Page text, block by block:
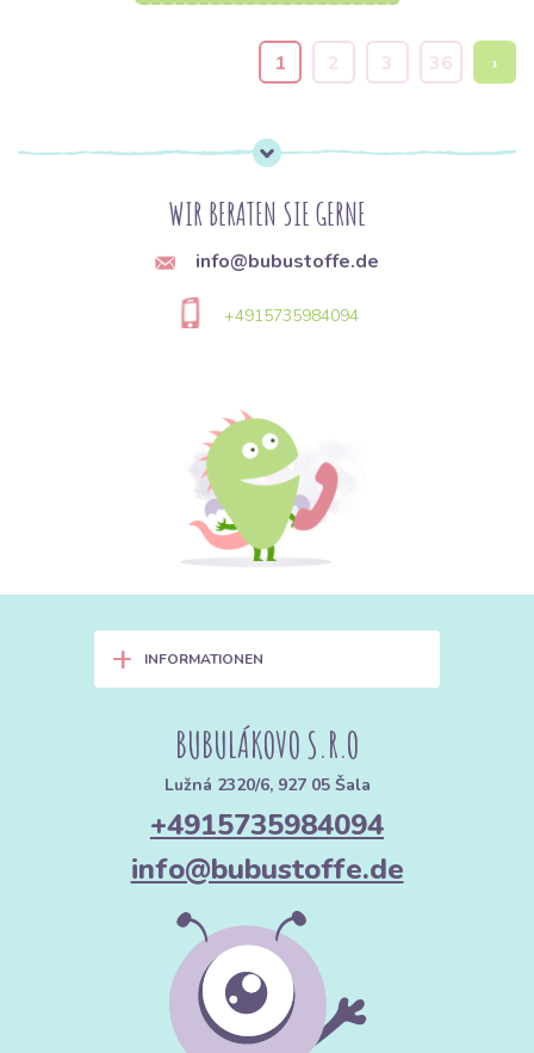
1 2 3 36 ›
WIR BERATEN SIE GERNE
info@bubustoffe.de
+4915735984094
+ INFORMATIONEN
BUBULÁKOVO S.R.O
Lužná 2320/6, 927 05 Šala
+4915735984094
info@bubustoffe.de